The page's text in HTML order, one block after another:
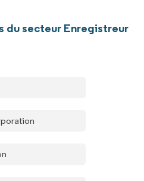
du secteur Enregistreur